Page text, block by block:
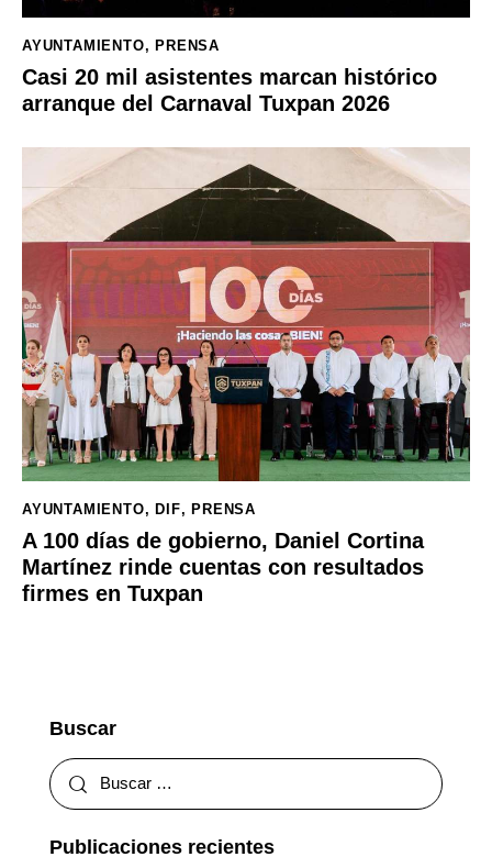
AYUNTAMIENTO, PRENSA
Casi 20 mil asistentes marcan histórico
arranque del Carnaval Tuxpan 2026
AYUNTAMIENTO, DIF, PRENSA
A 100 días de gobierno, Daniel Cortina
Martínez rinde cuentas con resultados
firmes en Tuxpan
Buscar
Publicaciones recientes